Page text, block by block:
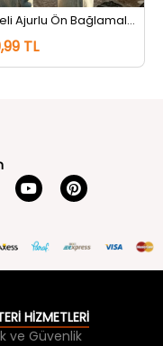
Gülseli Ajurlu Ön Bağlamalı Triko Hırka Pembe
TL
HİZMETLERİ
ve Güvenlik